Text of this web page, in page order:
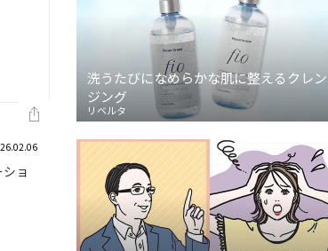
ョ
洗うたびになめらかな肌に整えるクレン
ジング
リベルタ